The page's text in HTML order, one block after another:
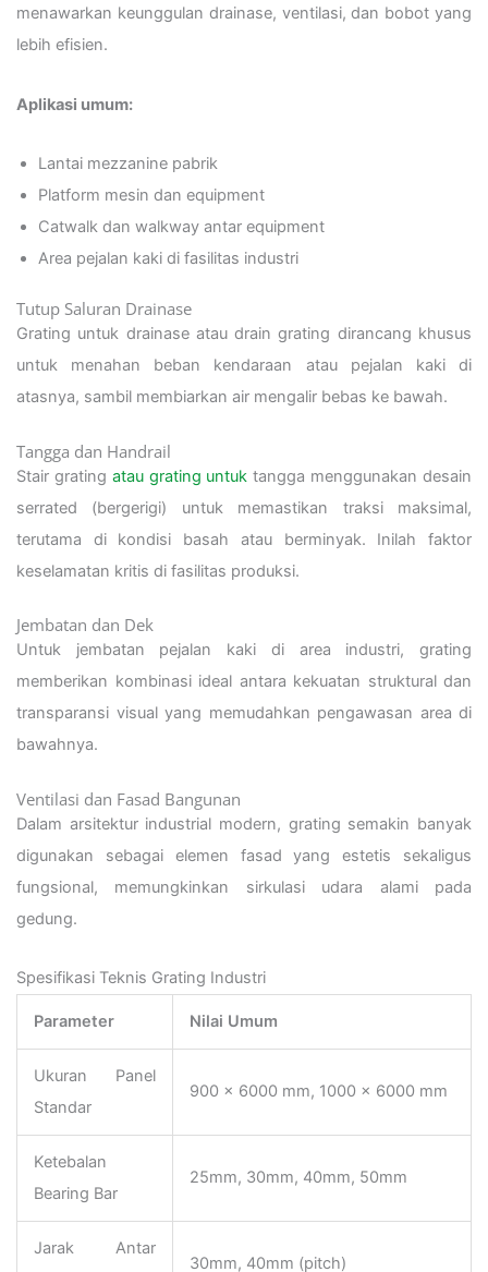
menawarkan keunggulan drainase, ventilasi, dan bobot yang
lebih efisien.
Aplikasi umum:
Lantai mezzanine pabrik
Platform mesin dan equipment
Catwalk dan walkway antar equipment
Area pejalan kaki di fasilitas industri
Tutup Saluran Drainase
Grating untuk drainase atau drain grating dirancang khusus
untuk menahan beban kendaraan atau pejalan kaki di
atasnya, sambil membiarkan air mengalir bebas ke bawah.
Tangga dan Handrail
Stair grating atau grating untuk tangga menggunakan desain
serrated (bergerigi) untuk memastikan traksi maksimal,
terutama di kondisi basah atau berminyak. Inilah faktor
keselamatan kritis di fasilitas produksi.
Jembatan dan Dek
Untuk jembatan pejalan kaki di area industri, grating
memberikan kombinasi ideal antara kekuatan struktural dan
transparansi visual yang memudahkan pengawasan area di
bawahnya.
Ventilasi dan Fasad Bangunan
Dalam arsitektur industrial modern, grating semakin banyak
digunakan sebagai elemen fasad yang estetis sekaligus
fungsional, memungkinkan sirkulasi udara alami pada
gedung.
Spesifikasi Teknis Grating Industri
Parameter Nilai Umum
Ukuran Panel
Standar
900 x 6000 mm, 1000 x 6000 mm
Ketebalan
Bearing Bar
25mm, 30mm, 40mm, 50mm
Jarak Antar
30mm, 40mm (pitch)